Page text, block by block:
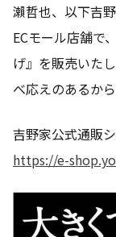
牛丼の
瀨哲也、以下吉
ECモール店舗で
げ』を販売いた
べ応えのあるか
吉野家公式通販
https://e-